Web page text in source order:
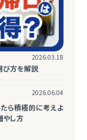
2026.03.18
び方を解説
2026.06.04
ら積極的に考えよ
やし方